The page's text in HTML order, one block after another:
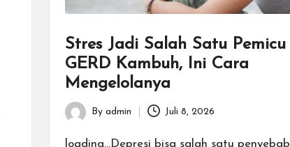
Stres Jadi Salah Satu Pemicu
GERD Kambuh, Ini Cara
Mengelolanya
Posted
by
By admin Juli 8, 2026
loading...Depresi bisa salah satu penyebab